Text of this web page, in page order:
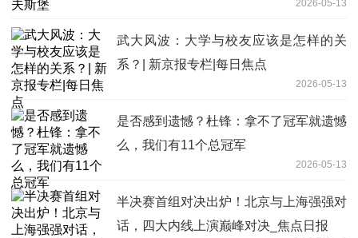
2026-05-13
武大风波：大学与校友应该是怎样的关
系？| 新京报专栏|每日焦点
2026-05-13
是否感到遗憾？杜锋：拿不了冠军就遗憾
么，我们有11个总冠军
2026-05-13
半决赛首组对决出炉！北京与上海强强对
话，四大内线上演巅峰对决_焦点日报